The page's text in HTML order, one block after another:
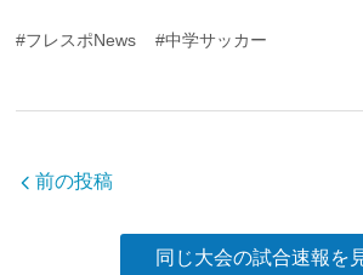
e
b
o
e
#フレスポNews #中学サッカー
前の投稿
同じ大会の試合速報を